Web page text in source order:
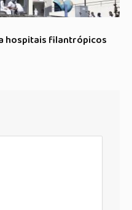
hospitais filantrópicos